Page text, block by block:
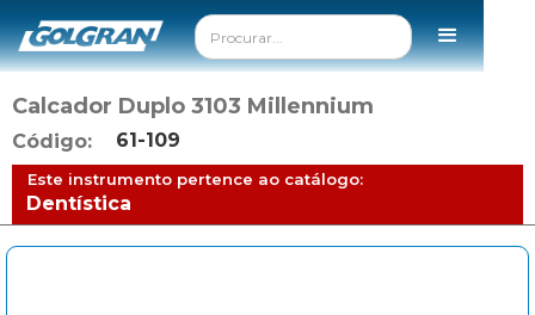
Calcador Duplo 3103 Millennium
Código: 61-109
Este instrumento pertence ao catálogo:
Dentística